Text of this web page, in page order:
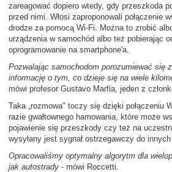
zareagować dopiero wtedy, gdy przeszkoda
przed nimi. Włosi zaproponowali połączenie
drodze za pomocą Wi-Fi. Można to zrobić
urządzenia w samochód albo też pobierając
oprogramowanie na smartphone'a.
Pozwalając samochodom porozumiewać się
informację o tym, co dzieje się na wiele
mówi profesor Gustavo Marfia, jeden z
Taka „rozmowa" toczy się dzięki połączeniu
razie gwałtownego hamowania, które może
pojawienie się przeszkody czy też na
wysyłany jest sygnał ostrzegawczy do innych
Opracowaliśmy optymalny algorytm dla
jak autostrady - mówi Roccetti.